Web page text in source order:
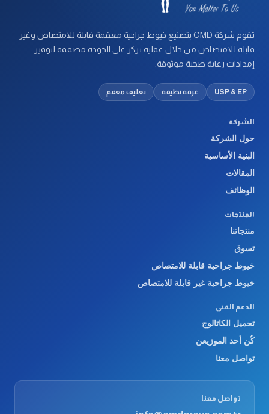
تقوم شركة GMD بتصنيع خيوط جراحية معقمة قابلة للامتصاص وغير
قابلة للامتصاص من خلال عملية تركز على الجودة مصممة لتوفير
إمدادات رعاية صحية موثوقة.
USP & EP غرفة نظيفة تغليف معقم
الشركة
حول الشركة
البنية الأساسية
المقالات
الوظائف
المنتجات
منتجاتنا
تسوق
خيوط جراحية قابلة للامتصاص
خيوط جراحية غير قابلة للامتصاص
الدعم الفني
تحميل الكاتالوج
كُن أحد الموزيعن
تواصل معنا
تواصل معنا